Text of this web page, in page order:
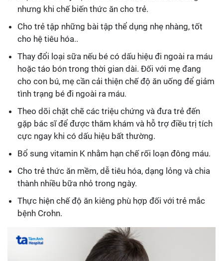
nhưng khi chế biến thức ăn cho trẻ.
Cho trẻ tập những bài tập thể dụng nhẹ nhàng, tốt
cho hệ tiêu hóa..
Thay đổi loại sữa nếu bé có dấu hiệu đi ngoài ra máu
hoặc táo bón trong thời gian dài. Đối với mẹ đang
cho con bú, mẹ cần cải thiện chế độ ăn uống để giảm
tình trạng bé đi ngoài ra máu.
Theo dõi chặt chẽ các triệu chứng và đưa trẻ đến
gặp bác sĩ để được thăm khám và hỗ trợ điều trị tích
cực ngay khi có dấu hiệu bất thường.
Bổ sung vitamin K nhằm hạn chế rối loạn đông máu.
Cho trẻ thức ăn mềm, dễ tiêu hóa, dạng lỏng và chia
thành nhiều bữa nhỏ trong ngày.
Thực hiện chế độ ăn kiêng phù hợp đối với trẻ mắc
bệnh Crohn.